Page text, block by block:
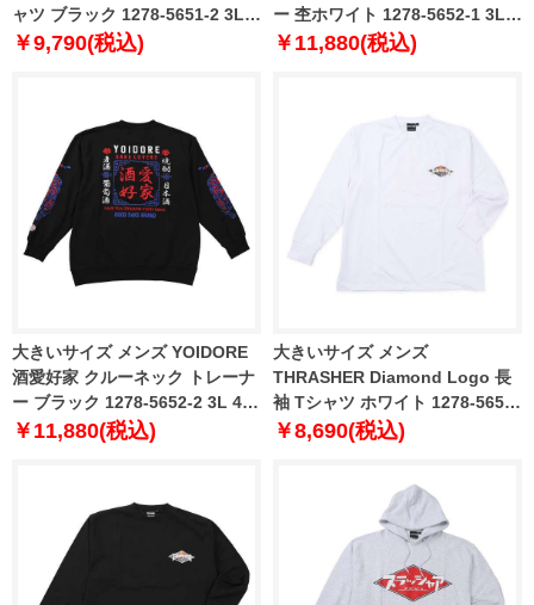
ャツ ブラック 1278-5651-2 3L
4L 5L 6L
￥9,790(税込)
ー 杢ホワイト 1278-5652-1 3L
4L 5L 6L
￥11,880(税込)
大きいサイズ メンズ YOIDORE
酒愛好家 クルーネック トレーナ
ー ブラック 1278-5652-2 3L 4L
5L 6L
￥11,880(税込)
大きいサイズ メンズ
THRASHER Diamond Logo 長
袖 Tシャツ ホワイト 1278-5655-
1 3L 4L 5L 6L 8L
￥8,690(税込)